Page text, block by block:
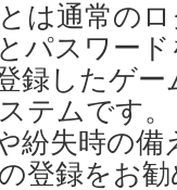
は通常の
パスワー
録したゲ
テムです。
紛失時の
登録をお